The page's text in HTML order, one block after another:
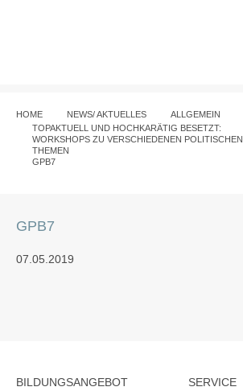
HOME NEWS/ AKTUELLES
ALLGEMEIN
TOPAKTUELL UND HOCHKARÄTIG BESETZT:
WORKSHOPS ZU VERSCHIEDENEN POLITISCHEN
THEMEN
GPB7
GPB7
07.05.2019
BILDUNGSANGEBOT SERVICE